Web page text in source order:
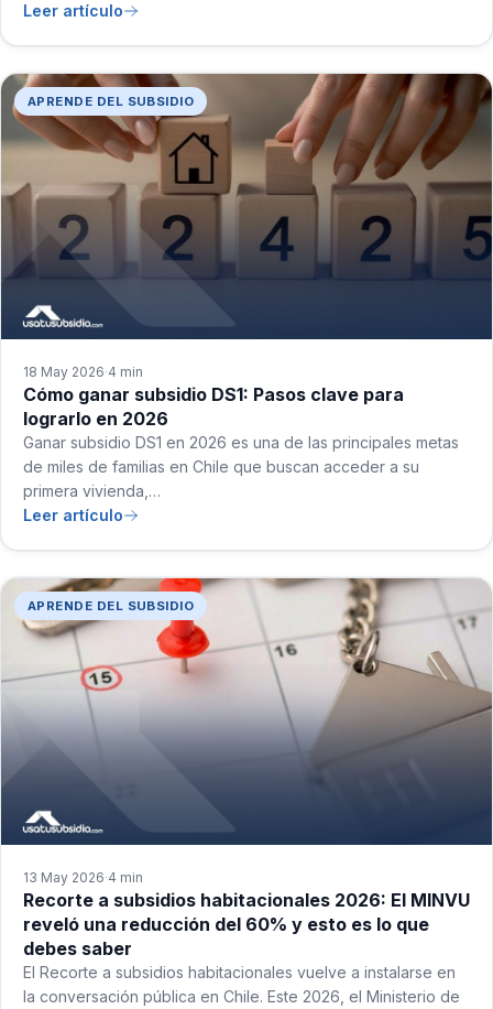
Leer artículo
APRENDE DEL SUBSIDIO
18 May 2026·4 min
Cómo ganar subsidio DS1: Pasos clave para
lograrlo en 2026
Ganar subsidio DS1 en 2026 es una de las principales metas
de miles de familias en Chile que buscan acceder a su
primera vivienda,…
Leer artículo
APRENDE DEL SUBSIDIO
13 May 2026·4 min
Recorte a subsidios habitacionales 2026: El MINVU
reveló una reducción del 60% y esto es lo que
debes saber
El Recorte a subsidios habitacionales vuelve a instalarse en
la conversación pública en Chile. Este 2026, el Ministerio de